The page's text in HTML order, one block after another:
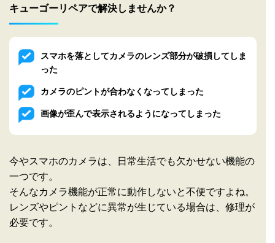
キューゴーリペアで解決しませんか？
スマホを落としてカメラのレンズ部分が破損してしま
った
カメラのピントが合わなくなってしまった
画像が歪んで表示されるようになってしまった
今やスマホのカメラは、日常生活でも欠かせない機能の
一つです。
そんなカメラ機能が正常に動作しないと不便ですよね。
レンズやピントなどに異常が生じている場合は、修理が
必要です。